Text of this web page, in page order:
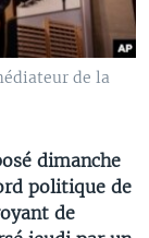
de la
dimanche
politique de
de